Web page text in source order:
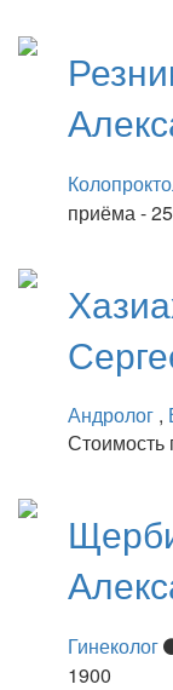
приёма -
Андролог ,
Стоимость
Гинеколог
1900